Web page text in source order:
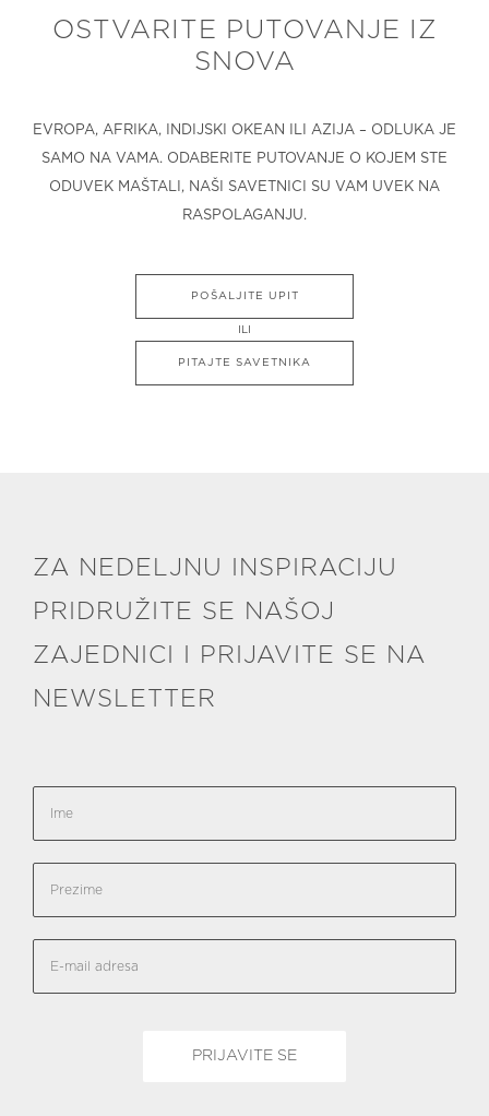
OSTVARITE PUTOVANJE IZ
SNOVA
EVROPA, AFRIKA, INDIJSKI OKEAN ILI AZIJA – ODLUKA JE
SAMO NA VAMA. ODABERITE PUTOVANJE O KOJEM STE
ODUVEK MAŠTALI, NAŠI SAVETNICI SU VAM UVEK NA
RASPOLAGANJU.
POŠALJITE UPIT
ILI
PITAJTE SAVETNIKA
ZA NEDELJNU INSPIRACIJU
PRIDRUŽITE SE NAŠOJ
ZAJEDNICI I PRIJAVITE SE NA
NEWSLETTER